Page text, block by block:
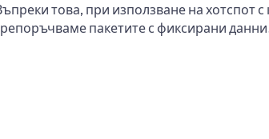
това, при използване на хотспот
пакетите с фиксирани